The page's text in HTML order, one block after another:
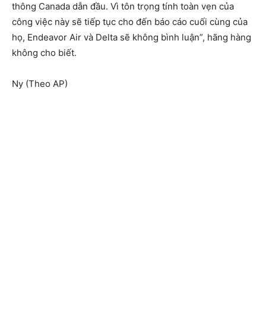
thông Canada dẫn đầu. Vì tôn trọng tính toàn vẹn của
công việc này sẽ tiếp tục cho đến báo cáo cuối cùng của
họ, Endeavor Air và Delta sẽ không bình luận”, hãng hàng
không cho biết.
Ny (Theo AP)